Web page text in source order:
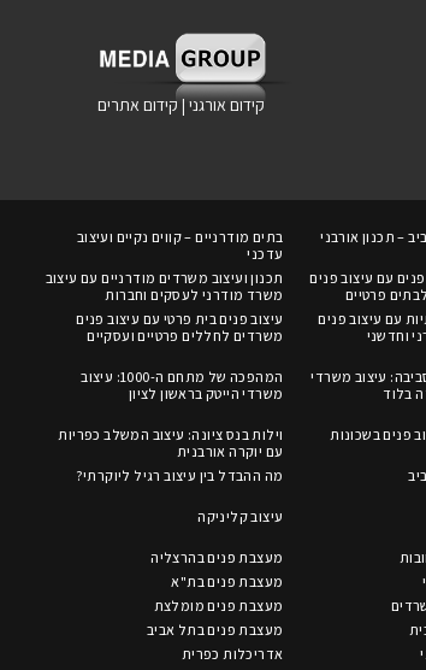
קידום אורגני|קידום אתרים
– תכנון אורבני
בתים מודרניים – קווים נקיים ועיצוב
עדכני
עם עיצוב פנים
פרטיים
תכנון ועיצוב משרדים מודרניים עם עיצוב
משרד מודרני לעסקים וחברות
עם עיצוב פנים
וחדשני
עיצוב פנים בית פרטי עם עיצוב פנים
משרדים לחללים פרטיים ועסקיים
עיצוב משרדי
בלוד
המהפכה של מתחם ה-1000: עיצוב
משרדי הייטק בראשון לציון
פנים בשכונות
וילות בנס ציונה: עיצוב המשלב כפריות
עם יוקרה אורבנית
מה ההבדל בין עיצוב רגיל ליוקרתי?
עיצוב קליניקה
מעצבת פנים בהרצליה
מעצבת פנים בת"א
מעצבת פנים מומלצת
מעצבת פנים בתל אביב
אדריכלות כפרית